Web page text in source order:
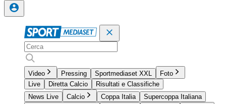
Video Pressing Sportmediaset XXL
Foto
Live
Diretta Calcio
Risultati e Classifiche
News Live
Calcio Coppa Italia
Supercoppa Italiana